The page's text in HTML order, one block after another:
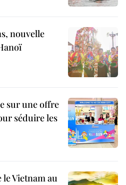
nouvelle
sur une offre
séduire les
Vietnam au